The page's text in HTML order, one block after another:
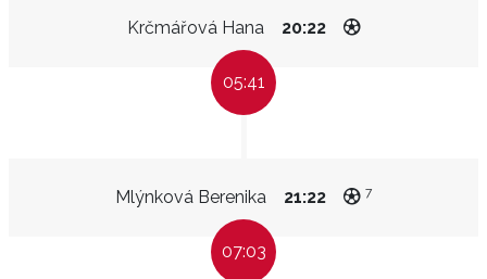
Krčmářová Hana 20:22
05:41
Mlýnková Berenika 21:22 7
07:03